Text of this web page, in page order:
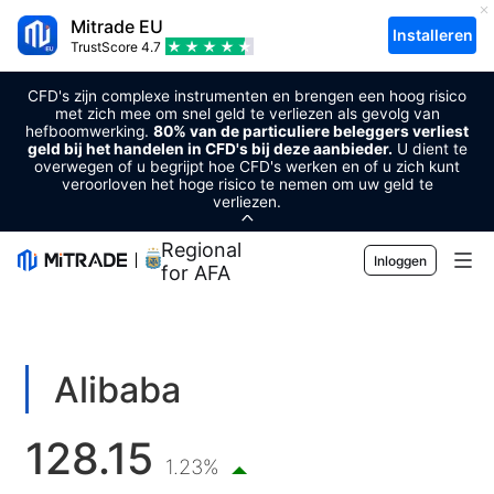
Mitrade EU
TrustScore 4.7
Installeren
CFD's zijn complexe instrumenten en brengen een hoog risico
met zich mee om snel geld te verliezen als gevolg van
hefboomwerking. 80% van de particuliere beleggers verliest
geld bij het handelen in CFD's bij deze aanbieder. U dient te
overwegen of u begrijpt hoe CFD's werken en of u zich kunt
veroorloven het hoge risico te nemen om uw geld te
verliezen.
Regional Sponsor
for AFA
Inloggen
Forex
Grondstoffen
Cryptovaluta's
Handel
Handelsplatform
Risicobeheer
Markttools
Economische kalender
Voorlichting
Alibaba
128.15 1.23%